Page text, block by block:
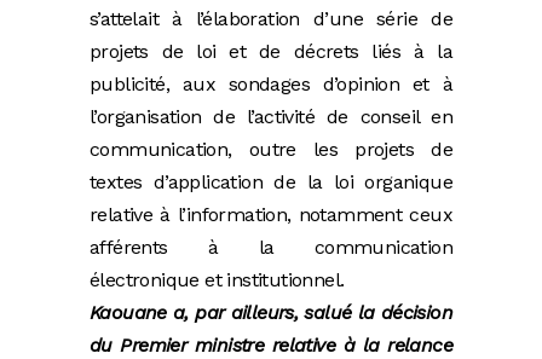
s’attelait à l’élaboration d’une série de
projets de loi et de décrets liés à la
publicité, aux sondages d’opinion et à
l’organisation de l’activité de conseil en
communication, outre les projets de
textes d’application de la loi organique
relative à l’information, notamment ceux
afférents à la communication
électronique et institutionnel.
Kaouane a, par ailleurs, salué la décision
du Premier ministre relative à la relance